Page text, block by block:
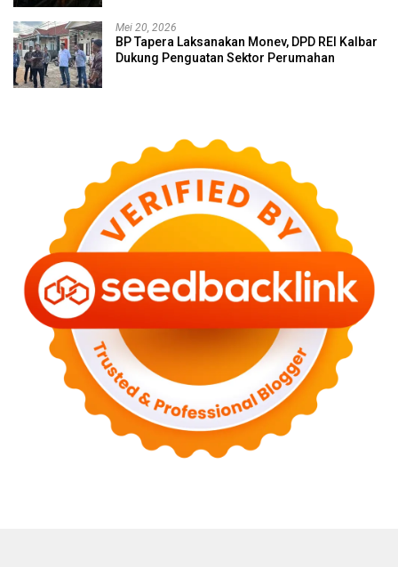
Mei 20, 2026
BP Tapera Laksanakan Monev, DPD REI Kalbar
Dukung Penguatan Sektor Perumahan